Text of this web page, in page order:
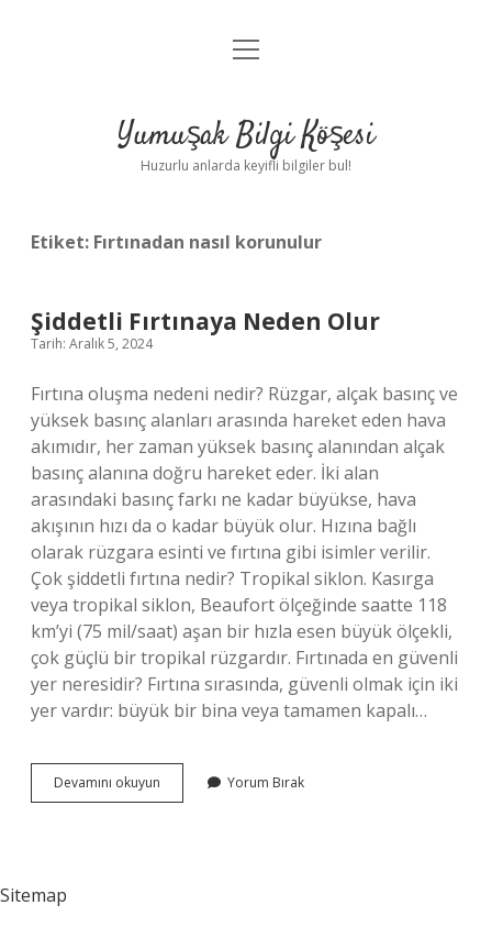
Anasayfa
Yasal Uyarı
menüyü
Yumuşak Bilgi Köşesi
Huzurlu anlarda keyifli bilgiler bul!
Etiket: Fırtınadan nasıl korunulur
Şiddetli Fırtınaya Neden Olur
Tarih: Aralık 5, 2024
Fırtına oluşma nedeni nedir? Rüzgar, alçak basınç ve
yüksek basınç alanları arasında hareket eden hava
akımıdır, her zaman yüksek basınç alanından alçak
basınç alanına doğru hareket eder. İki alan
arasındaki basınç farkı ne kadar büyükse, hava
akışının hızı da o kadar büyük olur. Hızına bağlı
olarak rüzgara esinti ve fırtına gibi isimler verilir.
Çok şiddetli fırtına nedir? Tropikal siklon. Kasırga
veya tropikal siklon, Beaufort ölçeğinde saatte 118
km’yi (75 mil/saat) aşan bir hızla esen büyük ölçekli,
çok güçlü bir tropikal rüzgardır. Fırtınada en güvenli
yer neresidir? Fırtına sırasında, güvenli olmak için iki
yer vardır: büyük bir bina veya tamamen kapalı…
Devamını okuyun
Fırtınaya
Yorum Bırak
Sitemap